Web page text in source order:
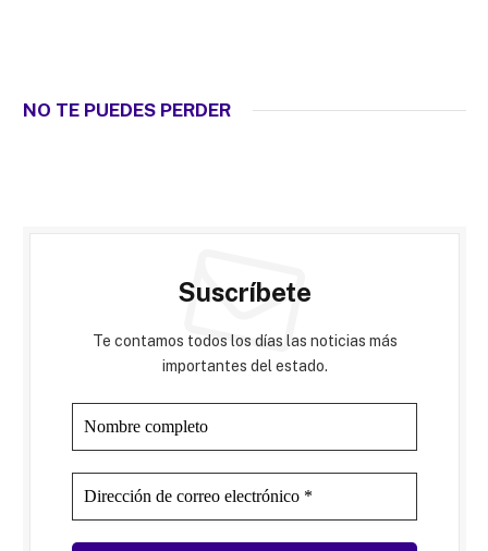
NO TE PUEDES PERDER
Suscríbete
Te contamos todos los días las noticias más
importantes del estado.